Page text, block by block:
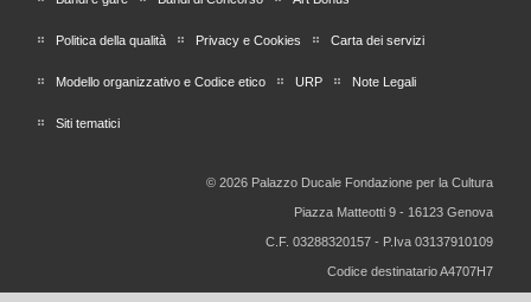
Politica della qualità Privacy e Cookies Carta dei servizi
Modello organizzativo e Codice etico URP Note Legali
Siti tematici
© 2026 Palazzo Ducale Fondazione per la Cultura
Piazza Matteotti 9 - 16123 Genova
C.F. 03288320157 - P.Iva 03137910109
Codice destinatario A4707H7